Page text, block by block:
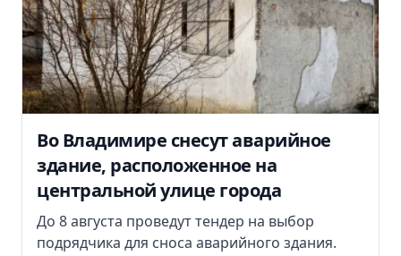
Во Владимире снесут аварийное
здание, расположенное на
центральной улице города
До 8 августа проведут тендер на выбор
подрядчика для сноса аварийного здания.